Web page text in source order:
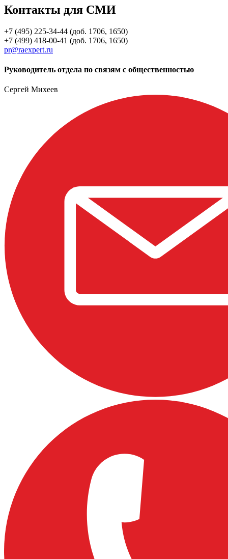
Контакты для СМИ
+7 (495) 225-34-44 (доб. 1706, 1650)
+7 (499) 418-00-41 (доб. 1706, 1650)
pr@raexpert.ru
Руководитель отдела по связям с общественностью
Сергей Михеев